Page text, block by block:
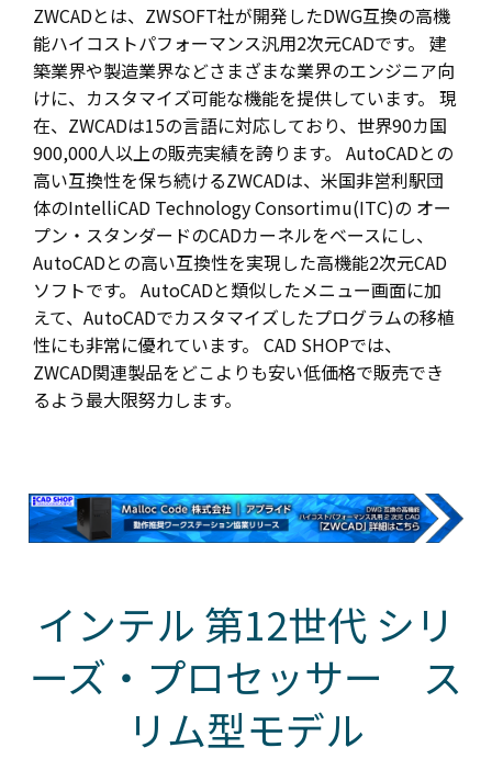
ZWCADとは、ZWSOFT社が開発したDWG互換の高機
能ハイコストパフォーマンス汎用2次元CADです。 建
築業界や製造業界などさまざまな業界のエンジニア向
けに、カスタマイズ可能な機能を提供しています。 現
在、ZWCADは15の言語に対応しており、世界90カ国
900,000人以上の販売実績を誇ります。 AutoCADとの
高い互換性を保ち続けるZWCADは、米国非営利駅団
体のIntelliCAD Technology Consortimu(ITC)の オー
プン・スタンダードのCADカーネルをベースにし、
AutoCADとの高い互換性を実現した高機能2次元CAD
ソフトです。 AutoCADと類似したメニュー画面に加
えて、AutoCADでカスタマイズしたプログラムの移植
性にも非常に優れています。 CAD SHOPでは、
ZWCAD関連製品をどこよりも安い低価格で販売でき
るよう最大限努力します。
インテル 第12世代 シリ
ーズ・プロセッサー ス
リム型モデル